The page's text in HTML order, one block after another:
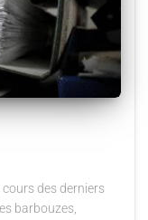
des derniers
barbouzes,